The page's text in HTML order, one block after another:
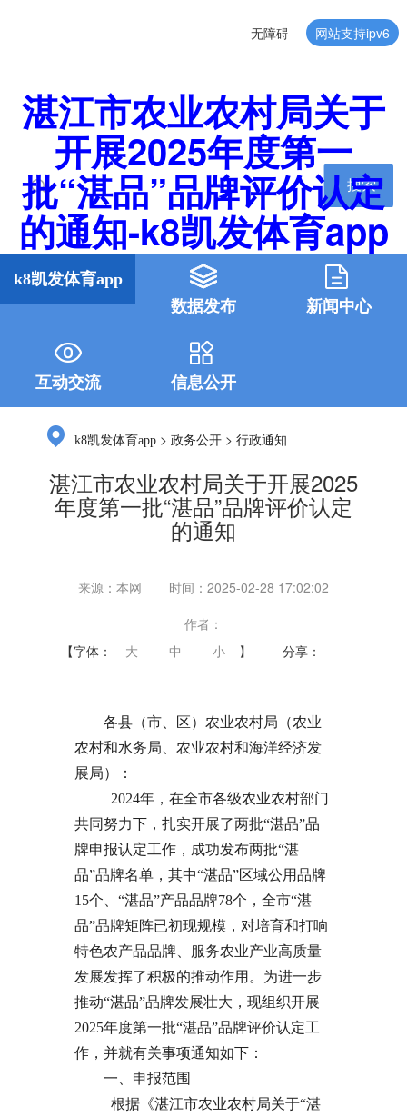
无障碍 网站支持ipv6
湛江市农业农村局关于
开展2025年度第一
批“湛品”品牌评价认定
的通知-k8凯发体育app
搜索
k8凯发体育app
数据发布
新闻中心
互动交流 信息公开
k8凯发体育app >政务公开 >行政通知
湛江市农业农村局关于开展2025
年度第一批“湛品”品牌评价认定
的通知
来源：本网
时间：2025-02-28 17:02:02
作者：
【字体：
大 中 小 】 分享：
各县（市、区）农业农村局（农业
农村和水务局、农业农村和海洋经济发
展局）：
2024年，在全市各级农业农村部门
共同努力下，扎实开展了两批“湛品”品
牌申报认定工作，成功发布两批“湛
品”品牌名单，其中“湛品”区域公用品牌
15个、“湛品”产品品牌78个，全市“湛
品”品牌矩阵已初现规模，对培育和打响
特色农产品品牌、服务农业产业高质量
发展发挥了积极的推动作用。为进一步
推动“湛品”品牌发展壮大，现组织开展
2025年度第一批“湛品”品牌评价认定工
作，并就有关事项通知如下：
一、申报范围
根据《湛江市农业农村局关于“湛